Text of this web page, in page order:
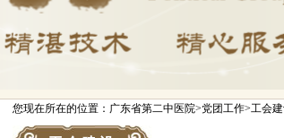
您现在所在的位置：广东省第二中医院>党团工作>工会